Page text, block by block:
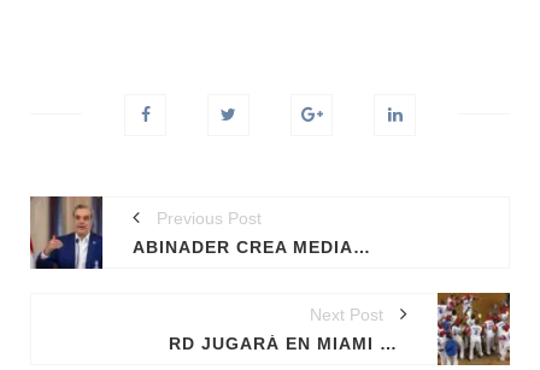
Previous Post
ABINADER CREA MEDIANTE DECRETO LA EMPRESA MINERA DOMINICANA, S.A. (EMIDOM)
Next Post
RD JUGARÁ EN MIAMI EL CLÁSICO MUNDIAL DE BÉISBOL DE 2026